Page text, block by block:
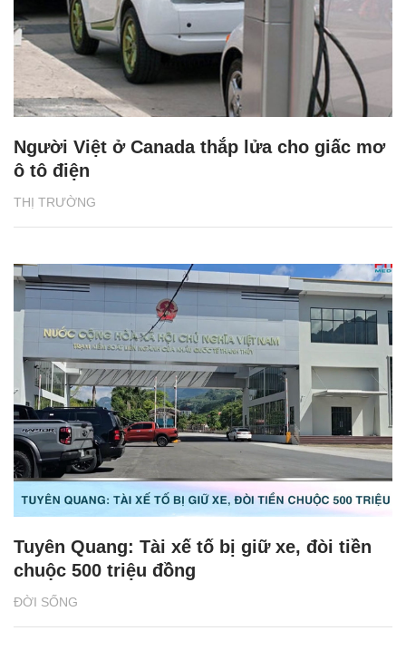
THỊ TRƯỜNG
Người Việt ở Canada thắp lửa cho giấc mơ
ô tô điện
ĐỜI SỐNG
Tuyên Quang: Tài xế tố bị giữ xe, đòi tiền
chuộc 500 triệu đồng